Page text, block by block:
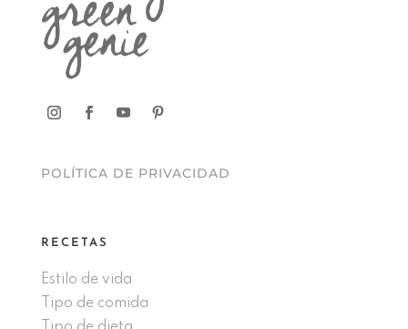
POLÍTICA DE PRIVACIDAD
RECETAS
Estilo de vida
Tipo de comida